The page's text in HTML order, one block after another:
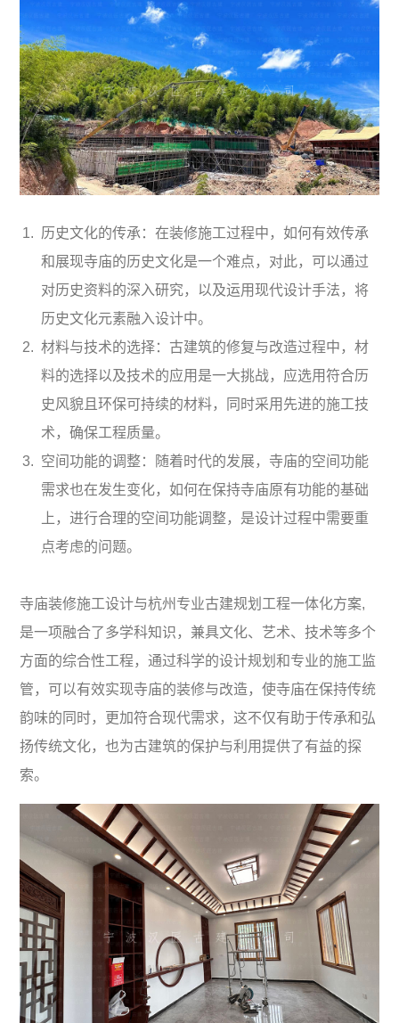
历史文化的传承：在装修施工过程中，如何有效传承
和展现寺庙的历史文化是一个难点，对此，可以通过
对历史资料的深入研究，以及运用现代设计手法，将
历史文化元素融入设计中。
材料与技术的选择：古建筑的修复与改造过程中，材
料的选择以及技术的应用是一大挑战，应选用符合历
史风貌且环保可持续的材料，同时采用先进的施工技
术，确保工程质量。
空间功能的调整：随着时代的发展，寺庙的空间功能
需求也在发生变化，如何在保持寺庙原有功能的基础
上，进行合理的空间功能调整，是设计过程中需要重
点考虑的问题。
寺庙装修施工设计与杭州专业古建规划工程一体化方案,
是一项融合了多学科知识，兼具文化、艺术、技术等多个
方面的综合性工程，通过科学的设计规划和专业的施工监
管，可以有效实现寺庙的装修与改造，使寺庙在保持传统
韵味的同时，更加符合现代需求，这不仅有助于传承和弘
扬传统文化，也为古建筑的保护与利用提供了有益的探
索。